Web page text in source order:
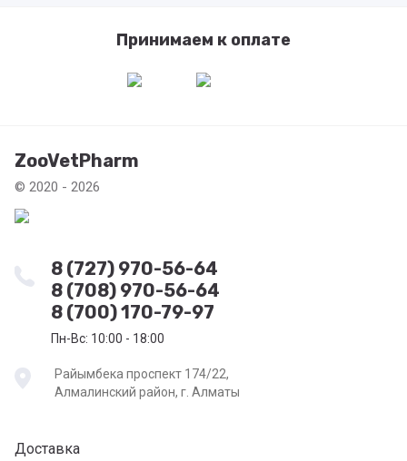
Принимаем к оплате
ZooVetPharm
© 2020 - 2026
8 (727) 970-56-64
8 (708) 970-56-64
8 (700) 170-79-97
Пн-Вс: 10:00 - 18:00
Райымбека проспект 174/22,
Алмалинский район, г. Алматы
Доставка